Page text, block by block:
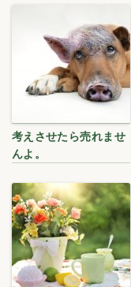
考えさせたら売れませ
んよ。